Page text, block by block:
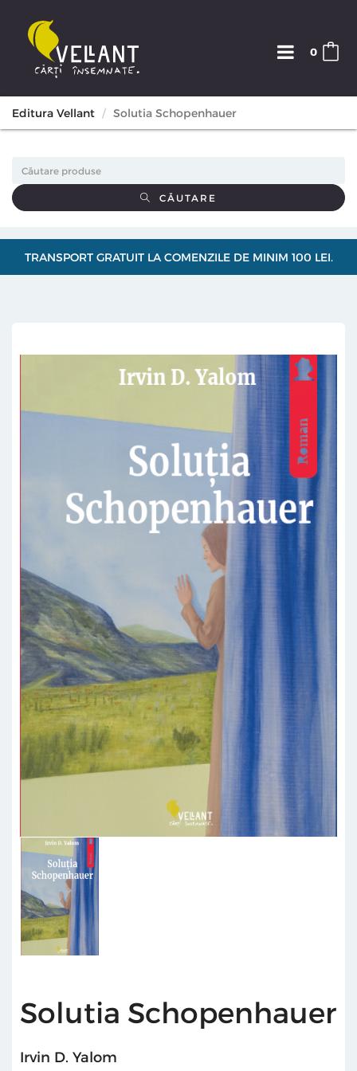
0
Editura Vellant Solutia Schopenhauer
CĂUTARE
TRANSPORT GRATUIT LA COMENZILE DE MINIM 100 LEI.
Solutia Schopenhauer
Irvin D. Yalom